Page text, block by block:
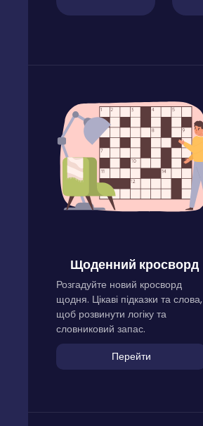
Щоденний кросворд
Розгадуйте новий кросворд
щодня. Цікаві підказки та слова,
щоб розвинути логіку та
словниковий запас.
Перейти